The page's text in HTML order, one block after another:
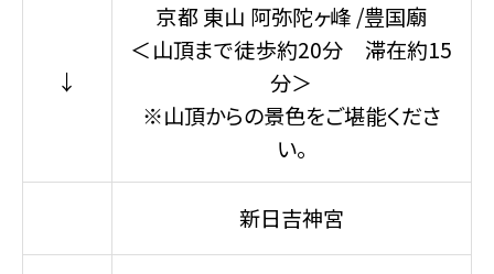
↓
京都 東山 阿弥陀ヶ峰 /豊国廟
＜山頂まで徒歩約20分 滞在約15
分＞
※山頂からの景色をご堪能くださ
い。
新日吉神宮